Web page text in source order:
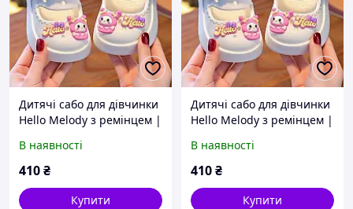
Дитячі сабо для дівчинки
Hello Melody з ремінцем |
Легкі EVA босоніжки для
садочка та прогулянок
В наявності
410₴
Купити
Дитячі сабо для дівчинки
Hello Melody з ремінцем |
Легкі EVA босоніжки для
садочка та прогулянок
В наявності
410₴
Купити